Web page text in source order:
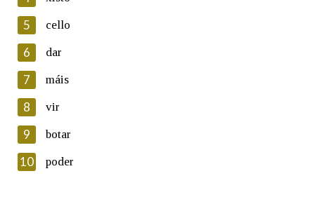
Lin e acepto as condicións da política de
Introduce o código que aparece na imaxe:
Texto de verificación
5 cello
6 dar
7 máis
8 vir
9 botar
10 poder